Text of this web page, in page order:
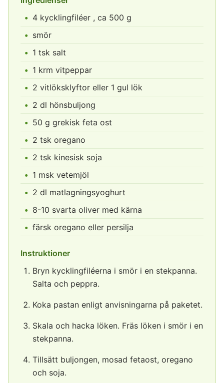
4 kycklingfiléer , ca 500 g
smör
1 tsk salt
1 krm vitpeppar
2 vitlöksklyftor eller 1 gul lök
2 dl hönsbuljong
50 g grekisk feta ost
2 tsk oregano
2 tsk kinesisk soja
1 msk vetemjöl
2 dl matlagningsyoghurt
8-10 svarta oliver med kärna
färsk oregano eller persilja
Instruktioner
Bryn kycklingfiléerna i smör i en stekpanna.
Salta och peppra.
Koka pastan enligt anvisningarna på paketet.
Skala och hacka löken. Fräs löken i smör i en
stekpanna.
Tillsätt buljongen, mosad fetaost, oregano
och soja.